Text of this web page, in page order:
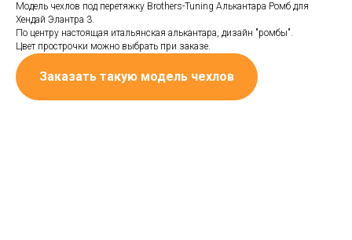
Модель чехлов под перетяжку Brothers-Tuning Алькантара Ромб для
Хендай Элантра 3.
По центру настоящая итальянская алькантара, дизайн "ромбы".
Цвет прострочки можно выбрать при заказе.
Заказать такую модель чехлов